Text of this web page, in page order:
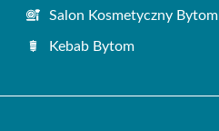
Salon Kosmetyczny Bytom
Kebab Bytom